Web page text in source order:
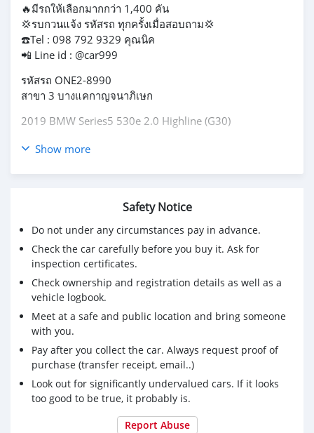
🔥มีรถให้เลือกมากกว่า 1,400 คัน
💢รบกวนแจ้ง รหัสรถ ทุกครั้งเมื่อสอบถาม💢
☎️Tel : 098 792 9329 คุณนิค
📲 Line id : @car999
รหัสรถ ONE2-8990
สาขา 3 บางแคกาญจนาภิเษก
2019 BMW Series5 530e 2.0 Highline (G30)
Price 1,599,000 บาท
- รถบ้านผู้หญิงใช้เจ้าของเดียว
- เบาะภายในใหม่สะอาด ใหม่กริ๊บทุกจุด
- Book + กุญแจสำรองครบ
- กู้ได้เต็มไม่ต้องดาวน์
- เครื่องยนต์เบนซิน + ไฟฟ้า
- เกียร์ออโต้ 8AT (Steptronic Sport)
- เลขไมล์ 92,xxx km
- อัตราสิ้นเปลือง (Eco Sticker) 55.6 กิโลเมตร/ลิตร
💥Repair Inclusive 5 year : ถึง 30 ม.ค. 67 / 200,000 km.
💥Service Inclusive 5 year : ถึง 30 ม.ค. 67 / 100,000 km.
การชาร์จไฟบ้านทำได้ 2 วิธี คือ
- ชาร์จไฟแบบเสียบปลั๊กปกติทั่วไป สามารถชาร์จได้เต็มจาก
0% ภายใน 3 ชั่วโมง 15 นาที
Show more
Safety Notice
Do not under any circumstances pay in advance.
Check the car carefully before you buy it. Ask for
inspection certificates.
Check ownership and registration details as well as a
vehicle logbook.
Meet at a safe and public location and bring someone
with you.
Pay after you collect the car. Always request proof of
purchase (transfer receipt, email..)
Look out for significantly undervalued cars. If it looks
too good to be true, it probably is.
Report Abuse